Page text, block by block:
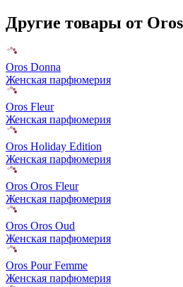
Другие товары от Oros
Oros Donna
Женская парфюмерия
Oros Fleur
Женская парфюмерия
Oros Holiday Edition
Женская парфюмерия
Oros Oros Fleur
Женская парфюмерия
Oros Oros Oud
Женская парфюмерия
Oros Pour Femme
Женская парфюмерия